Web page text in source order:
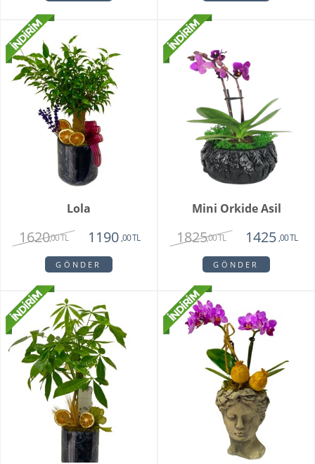
Lola
1620,00 TL 1190 ,00 TL
GÖNDER
Mini Orkide Asil
1825,00 TL 1425 ,00 TL
GÖNDER